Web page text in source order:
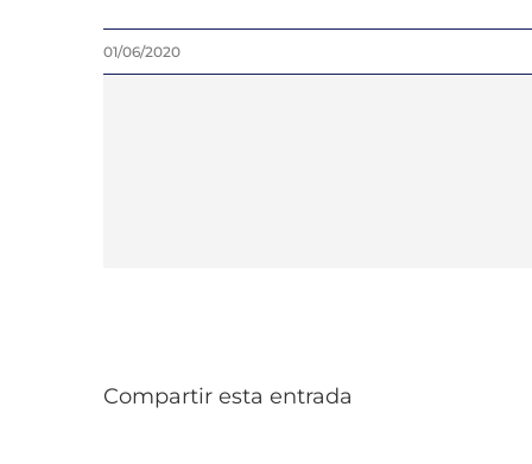
01/06/2020
Compartir esta entrada